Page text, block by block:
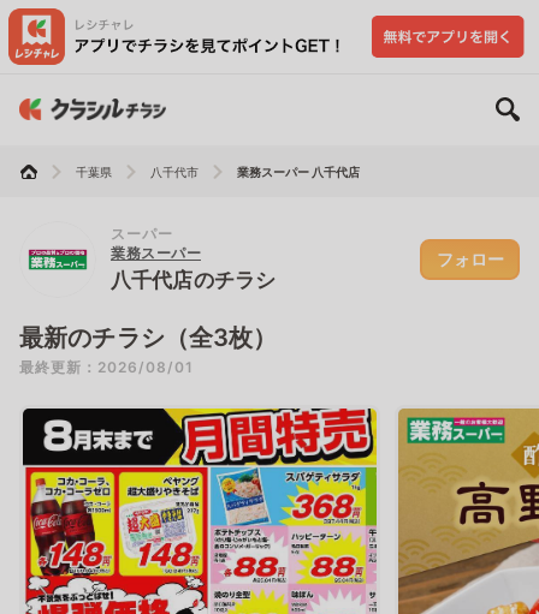
千葉県 八千代市 業務スーパー 八千代店
スーパー
業務スーパー
八千代店のチラシ
フォロー
最新のチラシ（全3枚）
最終更新：2026/08/01